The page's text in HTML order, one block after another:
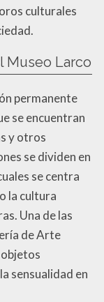
culturales
Museo Larco
permanente
se encuentran
y otros
se dividen en
se centra
la cultura
Una de las
de Arte
sensualidad en